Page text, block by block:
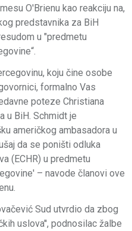
O'Brienu kao reakciju na,
predstavnika za BiH
u "predmetu
koju čine osobe
formalno Vas
poteze Christiana
u BiH. Schmidt je
američkog ambasadora u
da se poništi odluka
(ECHR) u predmetu
– navode članovi ove
Sud utvrdio da zbog
uslova'', podnosilac žalbe